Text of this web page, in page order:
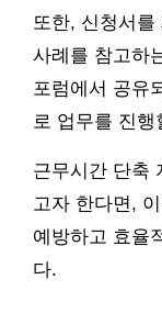
또한, 신청서
사례를 참고하
포럼에서 공유
로 업무를 진
근무시간 단축
고자 한다면,
예방하고 효율
다.